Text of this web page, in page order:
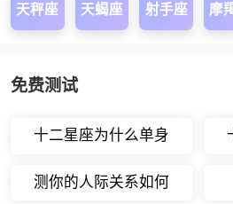
天秤座 天蝎座 射手座 摩
免费测试
十二星座为什么单身
测你的人际关系如何